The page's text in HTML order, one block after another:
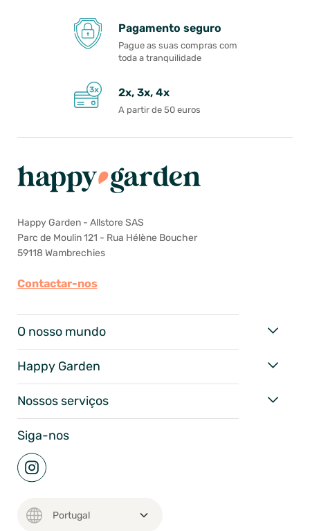
Pagamento seguro
Pague as suas compras com
toda a tranquilidade
2x, 3x, 4x
A partir de 50 euros
Happy Garden - Allstore SAS
Parc de Moulin 121 - Rua Hélène Boucher
59118 Wambrechies
Contactar-nos
O nosso mundo
Happy Garden
Nossos serviços
Siga-nos